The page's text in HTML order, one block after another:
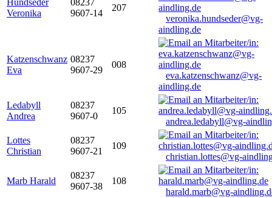
Hundseder
Veronika
08237
9607-14
207
veronika.hundseder@vg-
aindling.de
Katzenschwanz
Eva
08237
9607-29
008
eva.katzenschwanz@vg-
aindling.de
Ledabyll
Andrea
08237
9607-0
105
andrea.ledabyll@vg-
Lottes
Christian
08237
9607-21
109
christian.lottes@vg-
Marb Harald
08237
9607-38
108
harald.marb@vg-